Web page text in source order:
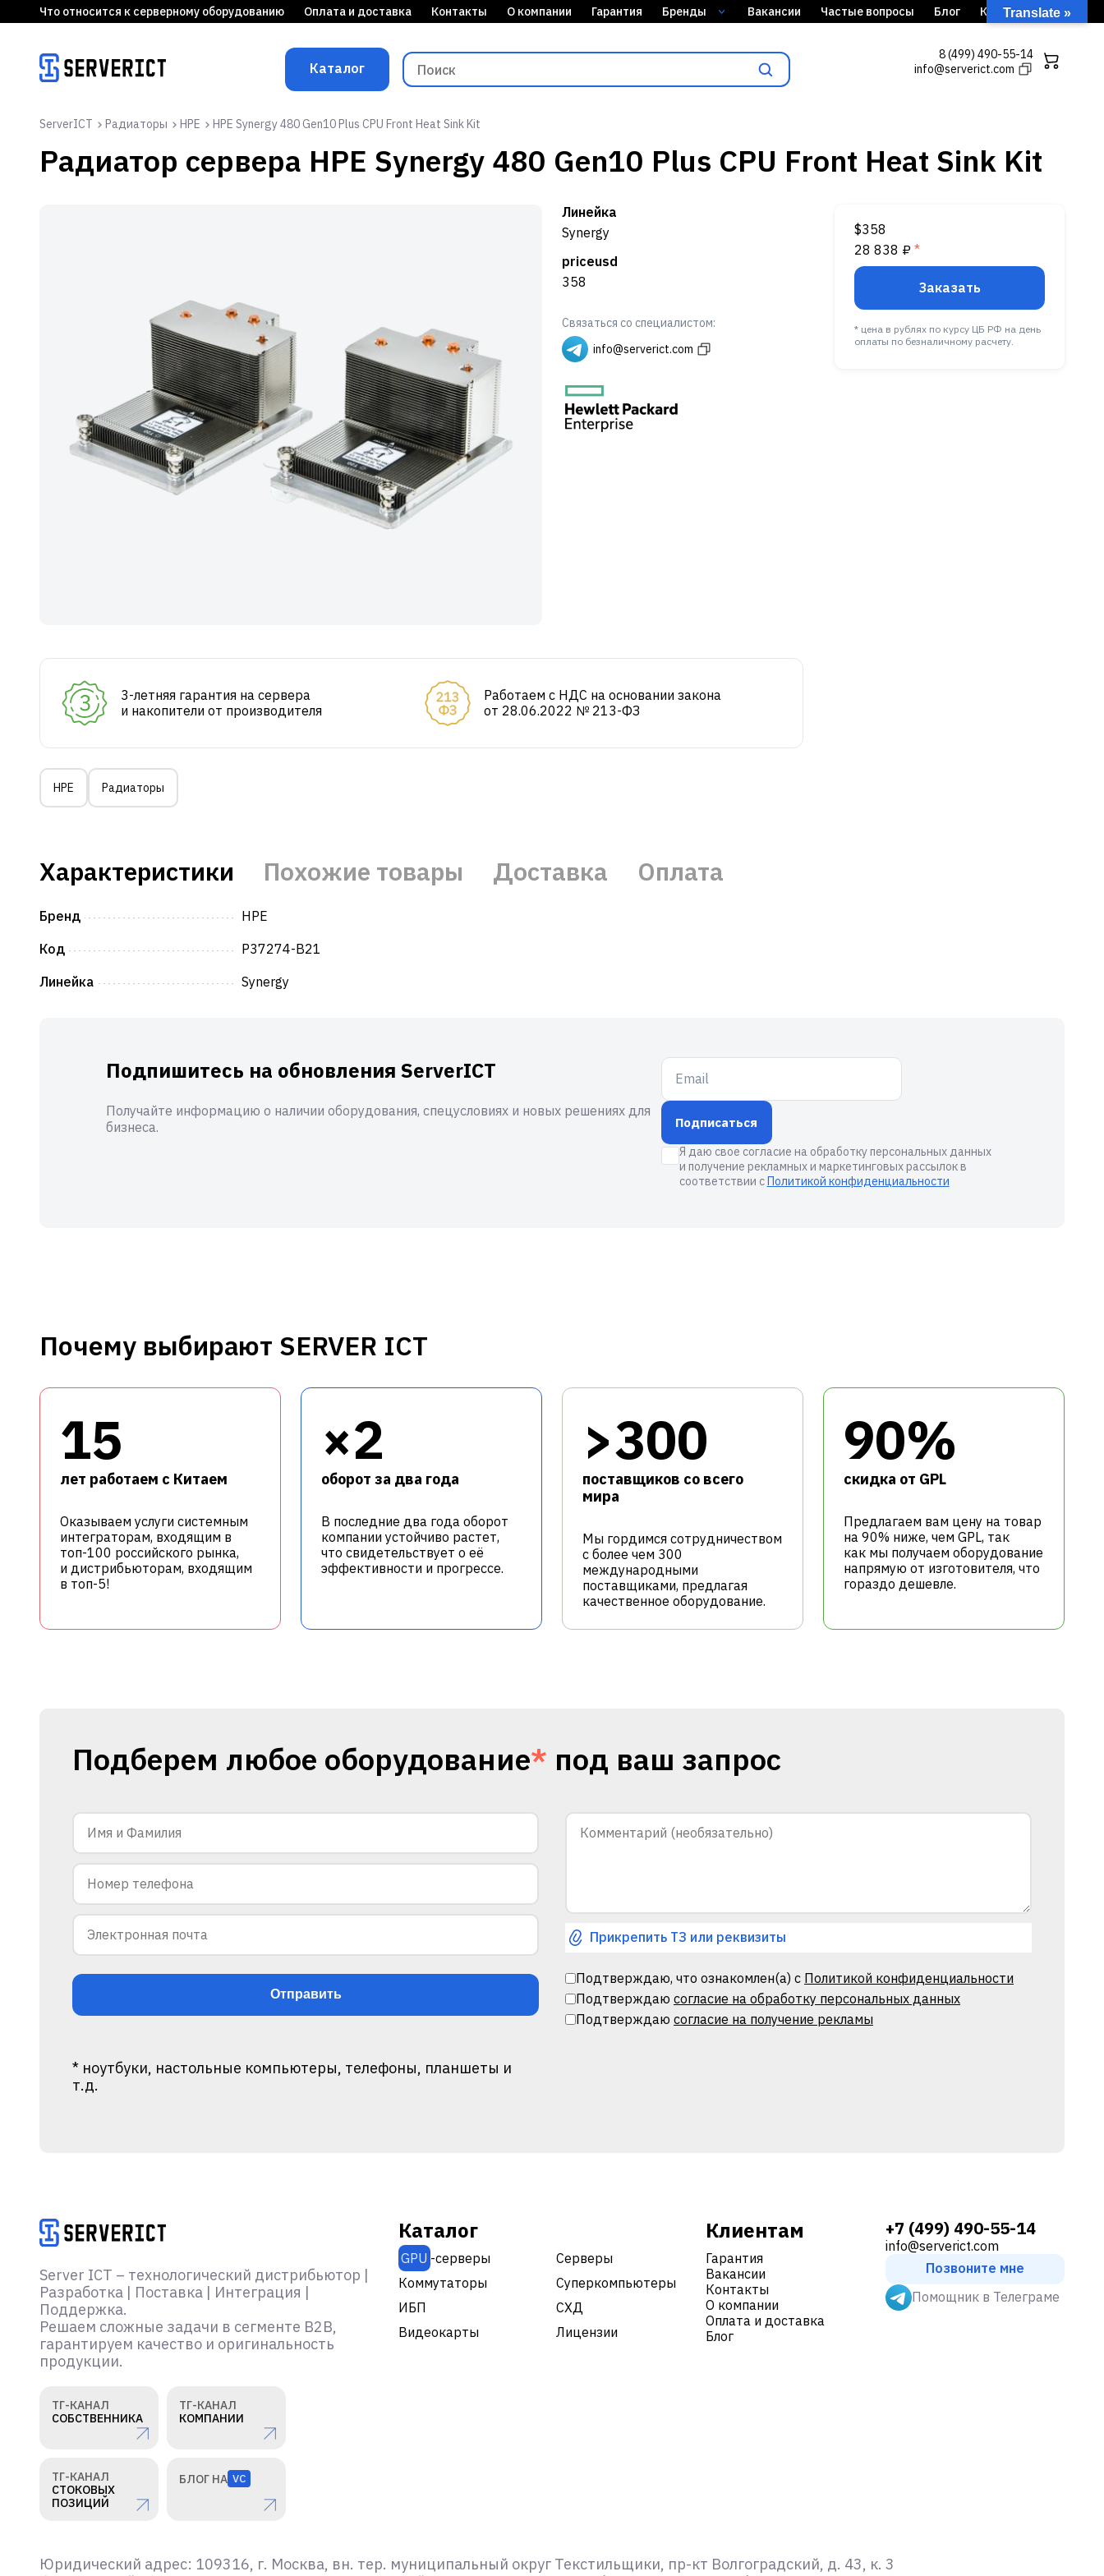
Что относится к серверному оборудованию Оплата и доставка Контакты О компании Гарантия Бренды Вакансии Частые вопросы Блог Кейсы
Каталог
8 (499) 490-55-14
info@serverict.com
ServerICT Радиаторы HPE HPE Synergy 480 Gen10 Plus CPU Front Heat Sink Kit
Радиатор сервера HPE Synergy 480 Gen10 Plus CPU Front Heat Sink Kit
Линейка
Synergy
priceusd
358
Связаться со специалистом:
info@serverict.com
$358
28 838 ₽ *
Заказать
* цена в рублях по курсу ЦБ РФ на день
оплаты по безналичному расчету.
3-летняя гарантия на сервера
и накопители от производителя
Работаем с НДС на основании закона
от 28.06.2022 № 213-ФЗ
HPE Радиаторы
Характеристики Похожие товары Доставка Оплата
Бренд
HPE
Код
P37274-B21
Линейка
Synergy
Подпишитесь на обновления ServerICT
Получайте информацию о наличии оборудования, спецусловиях и новых решениях для
бизнеса.
Подписаться
Я даю свое согласие на обработку персональных данных
и получение рекламных и маркетинговых рассылок в
соответствии сПолитикой конфиденциальности
Почему выбирают SERVER ICT
15
лет работаем с Китаем
Оказываем услуги системным
интеграторам, входящим в
топ-100 российского рынка,
и дистрибьюторам, входящим
в топ-5!
×2
оборот за два года
В последние два года оборот
компании устойчиво растет,
что свидетельствует о её
эффективности и прогрессе.
>300
поставщиков со всего
мира
Мы гордимся сотрудничеством
с более чем 300
международными
поставщиками, предлагая
качественное оборудование.
90%
cкидка от GPL
Предлагаем вам цену на товар
на 90% ниже, чем GPL, так
как мы получаем оборудование
напрямую от изготовителя, что
гораздо дешевле.
Подберем любое оборудование* под ваш запрос
Прикрепить ТЗ или реквизиты
Подтверждаю, что ознакомлен(а) с Политикой конфиденциальности
Подтверждаю согласие на обработку персональных данных
Подтверждаю согласие на получение рекламы
* ноутбуки, настольные компьютеры, телефоны, планшеты и
т.д.
Server ICT – технологический дистрибьютор |
Разработка | Поставка | Интеграция |
Поддержка.
Решаем сложные задачи в сегменте B2B,
гарантируем качество и оригинальность
продукции.
ТГ-КАНАЛ
СОБСТВЕННИКА
ТГ-КАНАЛ
КОМПАНИИ
ТГ-КАНАЛ
СТОКОВЫХ
ПОЗИЦИЙ
БЛОГ НА VC
Каталог
GPU -серверы
Серверы
Коммутаторы
Суперкомпьютеры
ИБП
СХД
Видеокарты
Лицензии
Клиентам
Гарантия
Вакансии
Контакты
О компании
Оплата и доставка
Блог
+7 (499) 490-55-14
info@serverict.com
Позвоните мне
Помощник в Телеграме
Юридический адрес: 109316, г. Москва, вн. тер. муниципальный округ Текстильщики, пр-кт Волгоградский, д. 43, к. 3
Translate »